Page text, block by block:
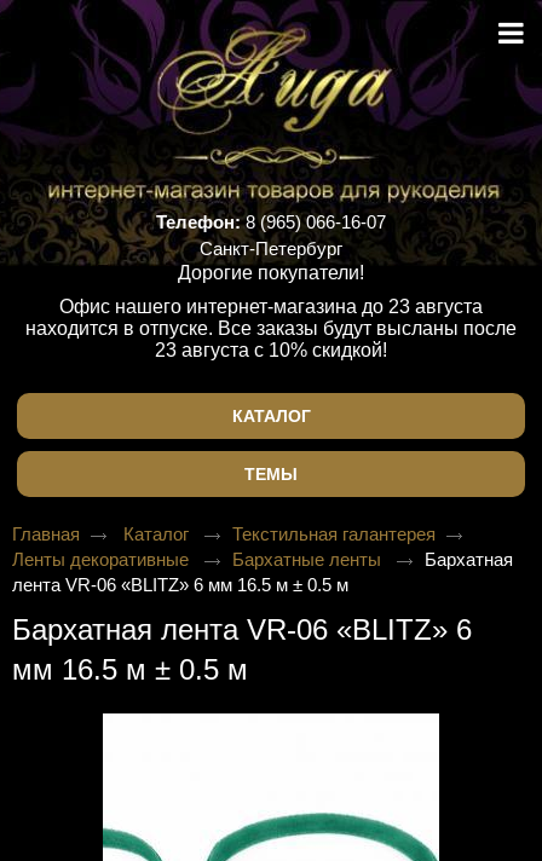
Телефон:8 (965) 066-16-07
Санкт-Петербург
Дорогие покупатели!
Офис нашего интернет-магазина до 23 августа
находится в отпуске. Все заказы будут высланы после
23 августа с 10% скидкой!
КАТАЛОГ
ТЕМЫ
Главная Каталог
Текстильная галантерея
Ленты декоративные
Бархатные ленты
Бархатная
лента VR-06 «BLITZ» 6 мм 16.5 м ± 0.5 м
Бархатная лента VR-06 «BLITZ» 6
мм 16.5 м ± 0.5 м